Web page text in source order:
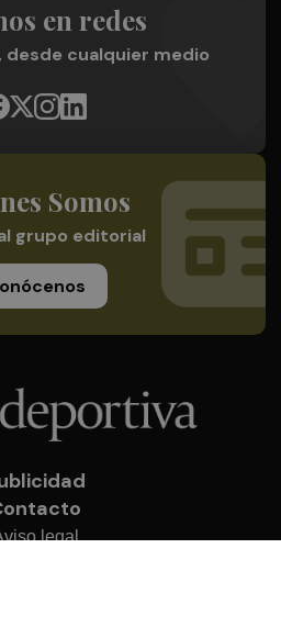
en redes
desde cualquier medio
Somos
grupo editorial
legal